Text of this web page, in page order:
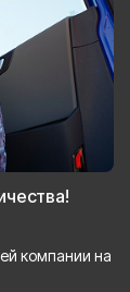
компании на